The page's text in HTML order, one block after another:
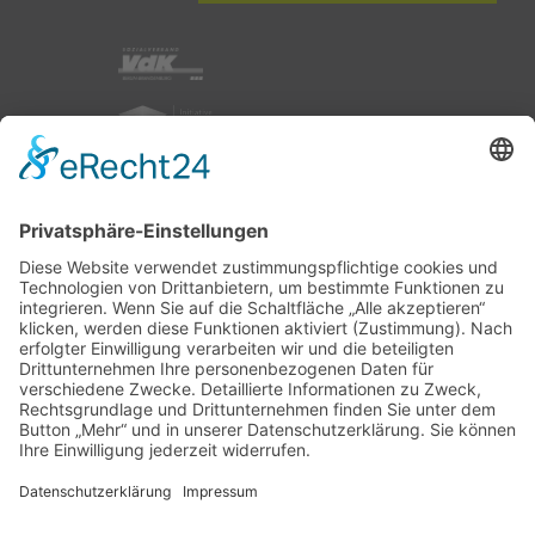
nach oben